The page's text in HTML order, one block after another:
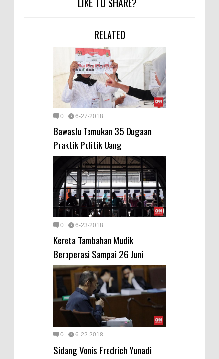
RELATED
0 6-27-2018
Bawaslu Temukan 35 Dugaan
Praktik Politik Uang
0 6-23-2018
Kereta Tambahan Mudik
Beroperasi Sampai 26 Juni
0 6-22-2018
Sidang Vonis Fredrich Yunadi